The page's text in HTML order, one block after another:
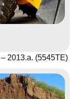
2013.a. (5545TE)